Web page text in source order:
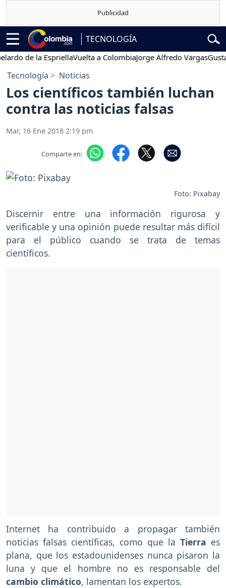
TECNOLOGÍA
de la EspriellaVuelta a ColombiaJorge Alfredo VargasGustavo
Tecnología Noticias
Los científicos también luchan
contra las noticias falsas
Mar, 16 Ene 2018 2:19 pm
Comparte en:
Foto: Pixabay
Discernir entre una información rigurosa y
verificable y una opinión puede resultar más difícil
para el público cuando se trata de temas
científicos.
Internet ha contribuido a propagar también
noticias falsas científicas, como que la Tierra es
plana, que los estadounidenses nunca pisaron la
luna y que el hombre no es responsable del
cambio climático, lamentan los expertos.